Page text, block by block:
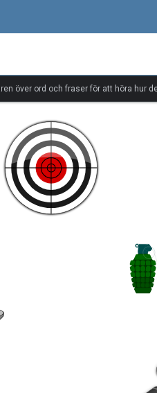
över ord och fraser för att höra hur